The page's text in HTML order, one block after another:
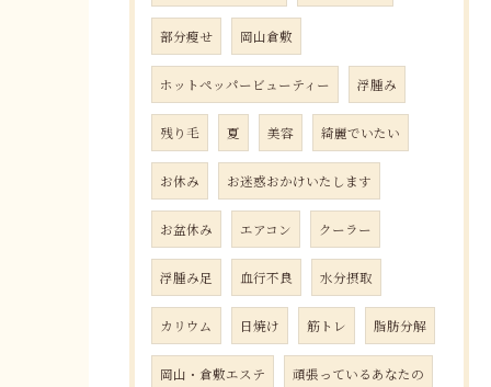
部分瘦せ 岡山倉敷
ホットペッパービューティー 浮腫み
残り毛 夏 美容 綺麗でいたい
お休み お迷惑おかけいたします
お盆休み エアコン クーラー
浮腫み足 血行不良 水分摂取
カリウム 日焼け 筋トレ 脂肪分解
岡山・倉敷エステ 頑張っているあなたの